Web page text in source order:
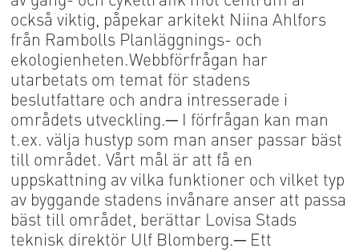
också viktig, påpekar arkitekt Niina Ahlfors
från Rambolls Planläggnings- och
ekologienheten.Webbförfrågan har
utarbetats om temat för stadens
beslutfattare och andra intresserade i
områdets utveckling.─ I förfrågan kan man
t.ex. välja hustyp som man anser passar bäst
till området. Vårt mål är att få en
uppskattning av vilka funktioner och vilket typ
av byggande stadens invånare anser att passa
bäst till området, berättar Lovisa Stads
teknisk direktör Ulf Blomberg.─ Ett